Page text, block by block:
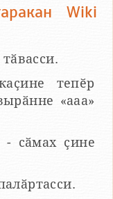
Wiki
тӑвасси.
тепӗр
«ааа»
- сӑмах ҫине